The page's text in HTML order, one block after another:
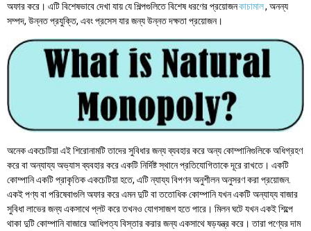
অফার করে। এটি বিশেষভাবে দেখা যায় যে শিল্পগুলিতে বিশেষ ধরণের প্রয়োজনকাচামাল, অনন্য
সম্পদ, উন্নত প্রযুক্তি, এবং প্রসেস যার জন্য উন্নত দক্ষতা প্রয়োজন।
অনেক একচেটিয়া এই শিরোনামটি তাদের সুবিধার জন্য ব্যবহার করে অন্য কোম্পানিগুলিকে অধিগ্রহণ
করে বা অন্যায্য অভ্যাস ব্যবহার করে একটি নির্দিষ্ট স্থানে প্রতিযোগিতাকে দূরে রাখতে। একটি
কোম্পানি একটি প্রাকৃতিক একচেটিয়া হতে, এটি ন্যায্য বিপণন অনুশীলন অনুসরণ করা প্রয়োজন.
একই পণ্য বা পরিষেবাগুলি অফার করে এমন দুটি বা ততোধিক কোম্পানি যখন একটি অন্যায্য বাজার
সুবিধা লাভের জন্য একসাথে প্লট করে তখনও যোগসাজশ হতে পারে। মিলন ঘটে যখন একই শিল্পে
থাকা দুটি কোম্পানি বাজারে আধিপত্য বিস্তার করার জন্য একসাথে ষড়যন্ত্র করে। তারা পণ্যের দাম